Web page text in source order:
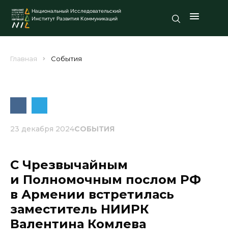
Национальный Исследовательский
Институт Развития Коммуникаций
Главная События
23 декабря 2024СОБЫТИЯ
С Чрезвычайным
и Полномочным послом РФ
в Армении встретилась
заместитель НИИРК
Валентина Комлева